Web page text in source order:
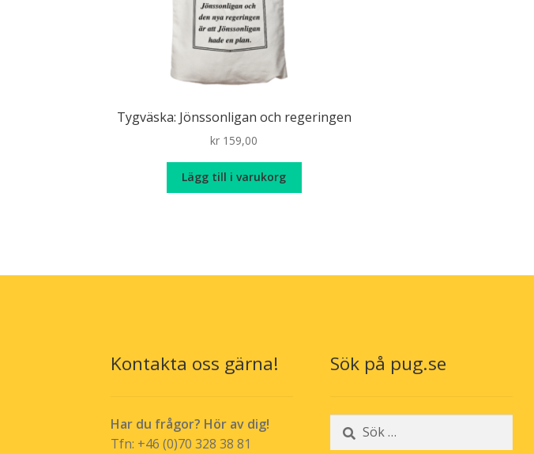
Tygväska: Jönssonligan och regeringen
kr 159,00
Lägg till i varukorg
Kontakta oss gärna!
Har du frågor? Hör av dig!
Tfn: +46 (0)70 328 38 81
Sök på pug.se
Sök
efter: